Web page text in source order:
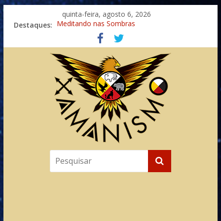
quinta-feira, agosto 6, 2026
Destaques: Meditando nas Sombras
Autosuficiência: A Jornada do Espírito Ancestral
Xamanismo Universal
Totens – Caminho Espiritual – Crescimento
Imaginação na Cura